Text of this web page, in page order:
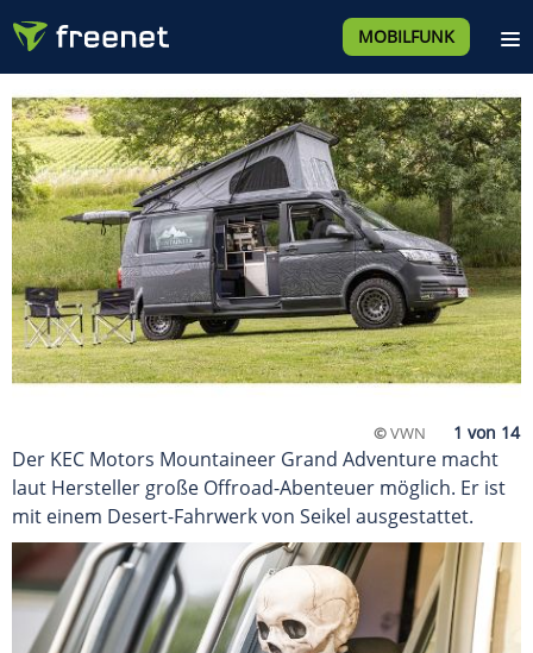
MOBILFUNK
©VWN
Der KEC Motors Mountaineer Grand Adventure macht
laut Hersteller große Offroad-Abenteuer möglich. Er ist
mit einem Desert-Fahrwerk von Seikel ausgestattet.